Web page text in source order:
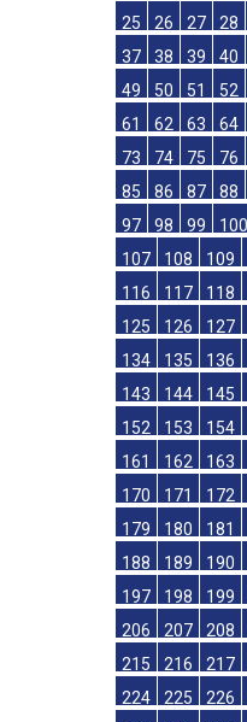
« 1 2 3
13
14 15 16
25
26 27 28
37
38 39 40
49
50 51 52
61
62 63 64
73
74 75 76
85
86 87 88
97
98 99 100
107
108 109
116
117 118
125
126 127
134
135 136
143
144 145
152
153 154
161
162 163
170
171 172
179
180 181
188
189 190
197
198 199
206
207 208